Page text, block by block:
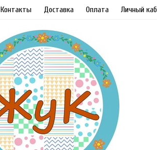
Контакты Доставка Оплата Личный